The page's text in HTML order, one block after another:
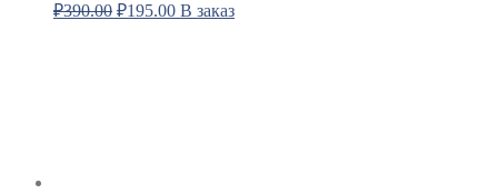
₽390.00 ₽195.00 В заказ